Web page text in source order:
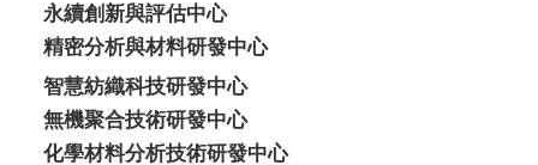
永續創新與評估中心
精密分析與材料研發中心
智慧紡織科技研發中心
無機聚合技術研發中心
化學材料分析技術研發中心